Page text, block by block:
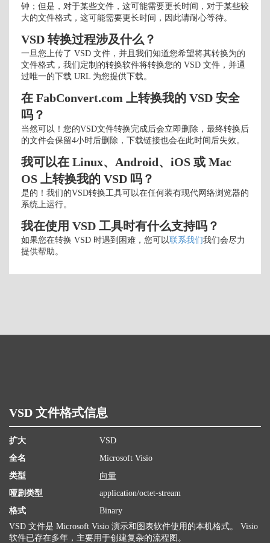
钟；但是，对于某些文件，这可能需要更长时间，对于某些较
大的文件格式，这可能需要更长时间，因此请耐心等待。
VSD 转换过程涉及什么？
一旦您上传了 VSD 文件，并且我们知道您希望将其转换为的
文件格式，我们定制的转换软件将转换您的 VSD 文件，并通
过唯一的下载 URL 为您提供下载。
在 FabConvert.com 上转换我的 VSD 安全
吗？
当然可以！您的VSD文件转换完成后会立即删除，最终转换后
的文件会保留4小时后删除，下载链接也会在此时间后失效。
我可以在 Linux、Android、iOS 或 Mac
OS 上转换我的 VSD 吗？
是的！我们的VSD转换工具可以在任何装有现代网络浏览器的
系统上运行。
我在使用 VSD 工具时有什么支持吗？
如果您在转换 VSD 时遇到困难，您可以联系我们我们会尽力
提供帮助。
VSD 文件格式信息
扩大
VSD
全名
Microsoft Visio
类型
向量
哑剧类型
application/octet-stream
格式
Binary
VSD 文件是 Microsoft Visio 演示和图表软件使用的本机格式。 Visio
软件已存在多年，主要用于创建复杂的流程图。